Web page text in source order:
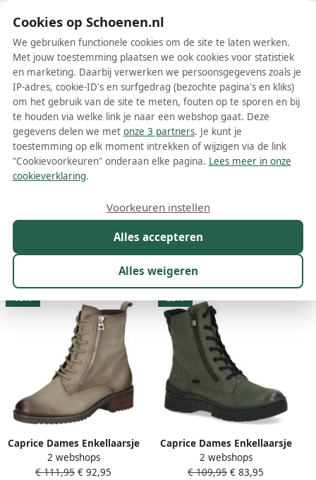
Schoenen.nl
Wis filters Alle filters
Groene CAPRICE dames laarzen
Meer lezen
Kleur 1
8 resultaten:
16%
Caprice Dames Enkellaarsje
9-25253-43 771 H-breedte
2 webshops
€ 111,95 € 92,95
23%
Caprice Dames Enkellaarsje
9-26235-41 764 G-breedte
2 webshops
€ 109,95 € 83,95
Cookies op Schoenen.nl
We gebruiken functionele cookies om de site te laten werken.
Met jouw toestemming plaatsen we ook cookies voor statistiek
en marketing. Daarbij verwerken we persoonsgegevens zoals je
IP-adres, cookie-ID's en surfgedrag (bezochte pagina's en kliks)
om het gebruik van de site te meten, fouten op te sporen en bij
te houden via welke link je naar een webshop gaat. Deze
gegevens delen we met onze 3 partners. Je kunt je
toestemming op elk moment intrekken of wijzigen via de link
"Cookievoorkeuren" onderaan elke pagina. Lees meer in onze
cookieverklaring.
Alles accepteren
Alles weigeren
Voorkeuren instellen